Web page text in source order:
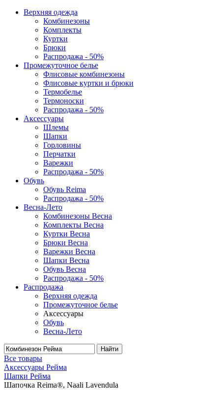
Верхняя одежда
Комбинезоны
Комплекты
Куртки
Брюки
Распродажа - 50%
Промежуточное белье
Флисовые комбинезоны
Флисовые куртки и брюки
Термобелье
Термоноски
Распродажа - 50%
Аксессуары
Шлемы
Шапки
Горловины
Перчатки
Варежки
Распродажа - 50%
Обувь
Обувь Reima
Распродажа - 50%
Весна-Лето
Комбинезоны Весна
Комплекты Весна
Куртки Весна
Брюки Весна
Варежки Весна
Шапки Весна
Обувь Весна
Распродажа - 50%
Распродажа
Верхняя одежда
Промежуточное белье
Аксессуары
Обувь
Весна-Лето
Найти
Все товары
Аксессуары Рейма
Шапки Рейма
Шапочка Reima®, Naali Lavendula